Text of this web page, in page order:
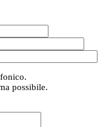
possibile.